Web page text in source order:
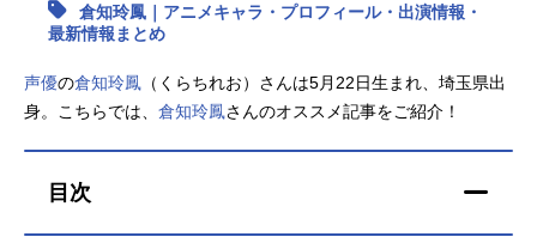
最新記事一覧
アニメ記事一覧 声優記事一覧
今期アニメ曜日別一覧
春アニメ 夏アニメ
倉知玲鳳｜アニメキャラ・プロフィール・出演情報・
最新情報まとめ
声優の倉知玲鳳 （くらちれお）さんは5月22日生まれ、埼玉県出
身。こちらでは、 倉知玲鳳さんのオススメ記事をご紹介！
目次